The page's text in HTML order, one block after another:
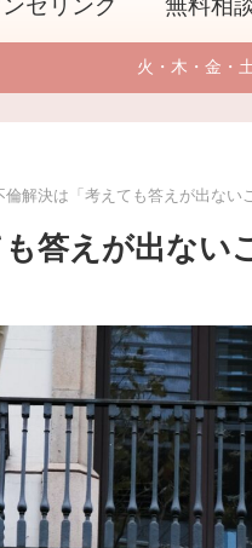
セリング 無料相
火・木・金・
倫解決は「考えても答えが出ない
答えが出ない